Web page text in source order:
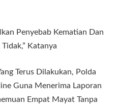
Penyebab Kematian Dan
Katanya
Terus Dilakukan, Polda
Guna Menerima Laporan
Empat Mayat Tanpa